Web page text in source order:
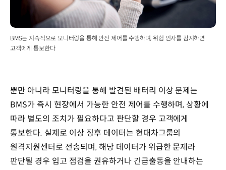
BMS는 지속적으로 모니터링을 통해 안전 제어를 수행하며, 위험 인자를 감지하면
고객에게 통보한다
뿐만 아니라 모니터링을 통해 발견된 배터리 이상 문제는
BMS가 즉시 현장에서 가능한 안전 제어를 수행하며, 상황에
따라 별도의 조치가 필요하다고 판단할 경우 고객에게
통보한다. 실제로 이상 징후 데이터는 현대차그룹의
원격지원센터로 전송되며, 해당 데이터가 위급한 문제라
판단될 경우 입고 점검을 권유하거나 긴급출동을 안내하는